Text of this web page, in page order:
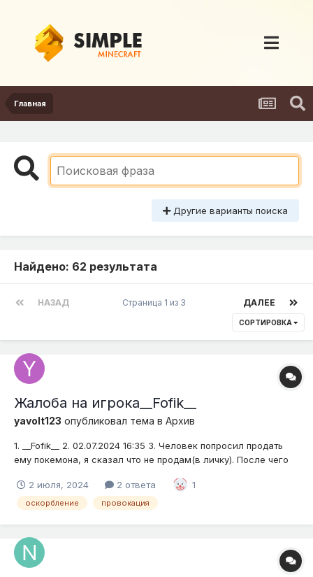
Главная
Другие варианты поиска
Найдено: 62 результата
НАЗАД ДАЛЕЕ
Страница 1 из 3
СОРТИРОВКА
Жалоба на игрока__Fofik__
yavolt123 опубликовал тема в Архив
1. __Fofik__ 2. 02.07.2024 16:35 3. Человек попросил продать
ему покемона, я сказал что не продам(в личку). После чего
скриншоте
2 июля, 2024 2 ответа 1
оскорбление провокация